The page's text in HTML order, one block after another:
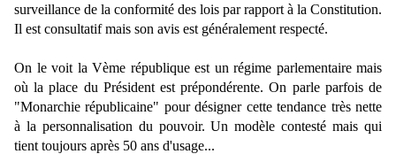
surveillance de la conformité des lois par rapport à la Constitution.
Il est consultatif mais son avis est généralement respecté.
On le voit la Vème république est un régime parlementaire mais
où la place du Président est prépondérente. On parle parfois de
"Monarchie républicaine" pour désigner cette tendance très nette
à la personnalisation du pouvoir. Un modèle contesté mais qui
tient toujours après 50 ans d'usage...